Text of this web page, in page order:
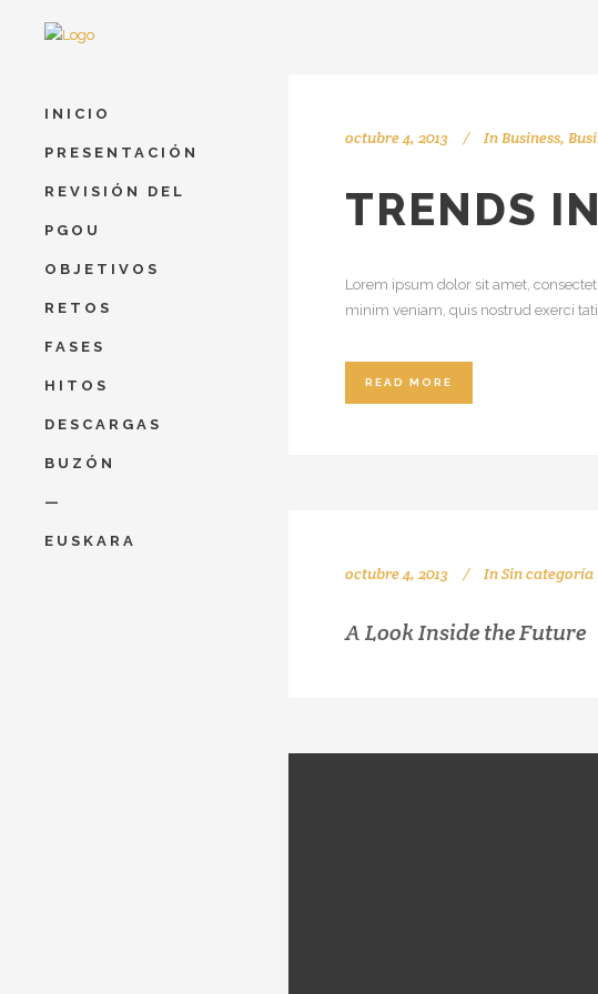
INICIO
PRESENTACIÓN
REVISIÓN DEL
PGOU
OBJETIVOS
RETOS
FASES
HITOS
DESCARGAS
BUZÓN
—
EUSKARA
octubre 4, 2013 In Business,
TRENDS
Lorem ipsum dolor sit amet,
minim veniam, quis nostrud exerci
READ MORE
octubre 4, 2013 InSin categoría
A Look Inside the Future